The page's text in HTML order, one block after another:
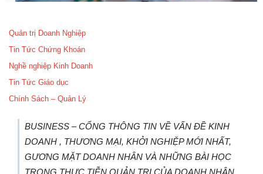
Quản trị Doanh Nghiệp
Tin Tức Chứng Khoán
Nghề nghiệp Kinh Doanh
Tin Tức Giáo dục
Chính Sách – Quản Lý
BUSINESS – CỔNG THÔNG TIN VỀ VẤN ĐỀ KINH
DOANH , THƯƠNG MẠI, KHỞI NGHIỆP MỚI NHẤT,
GƯƠNG MẶT DOANH NHÂN VÀ NHỮNG BÀI HỌC